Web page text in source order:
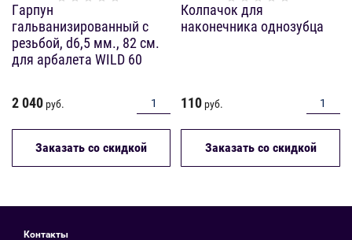
Гарпун
гальванизированный с
резьбой, d6,5 мм., 82 см.
для арбалета WILD 60
2 040 руб.
Заказать со скидкой
Колпачок для
наконечника однозубца
110 руб.
Заказать со скидкой
Контакты